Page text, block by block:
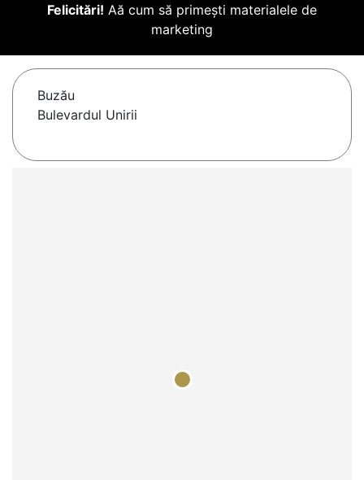
Felicitări! Aă cum să primești materialele de
marketing
Buzău
Bulevardul Unirii